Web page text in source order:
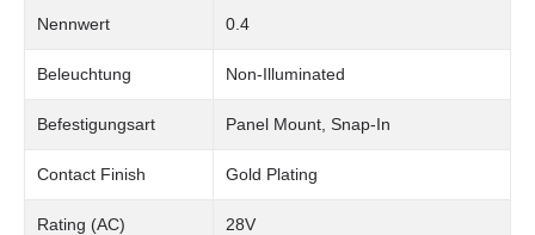
Nennwert 0.4
Beleuchtung Non-Illuminated
Befestigungsart Panel Mount, Snap-In
Contact Finish Gold Plating
Rating (AC) 28V